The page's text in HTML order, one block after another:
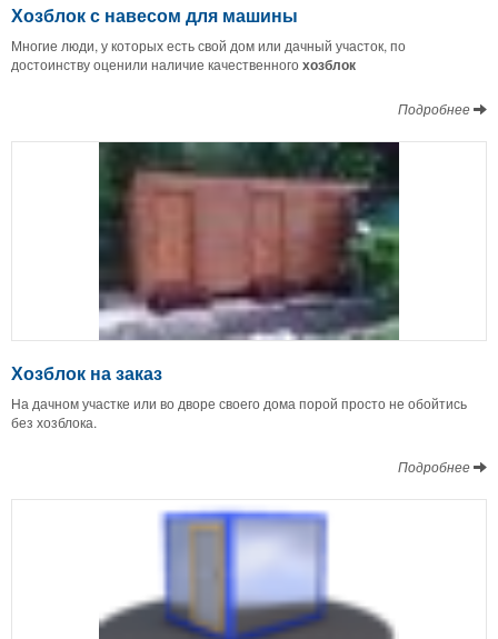
Хозблок с навесом для машины
Многие люди, у которых есть свой дом или дачный участок, по
достоинству оценили наличие качественногохозблок
Подробнее
Хозблок на заказ
На дачном участке или во дворе своего дома порой просто не обойтись
без хозблока.
Подробнее